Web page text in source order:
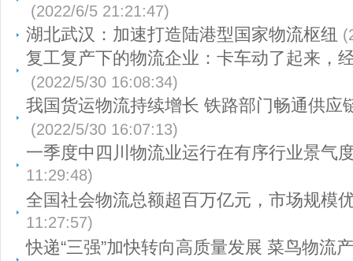
(2022/6/5 21:21:47)
湖北武汉：加速打造陆港型国家物流枢纽
复工复产下的物流企业：卡车动了起来，
(2022/5/30 16:08:34)
我国货运物流持续增长 铁路部门畅通供应
(2022/5/30 16:07:13)
一季度中四川物流业运行在有序行业景气
11:29:48)
全国社会物流总额超百万亿元，市场规模
11:27:57)
快递“三强”加快转向高质量发展 菜鸟物流